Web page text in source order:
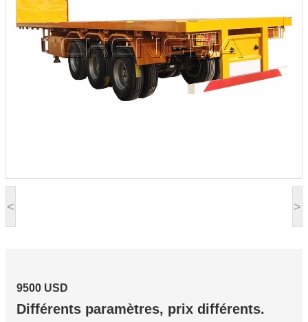
< >
9500 USD
Différents paramètres, prix différents.